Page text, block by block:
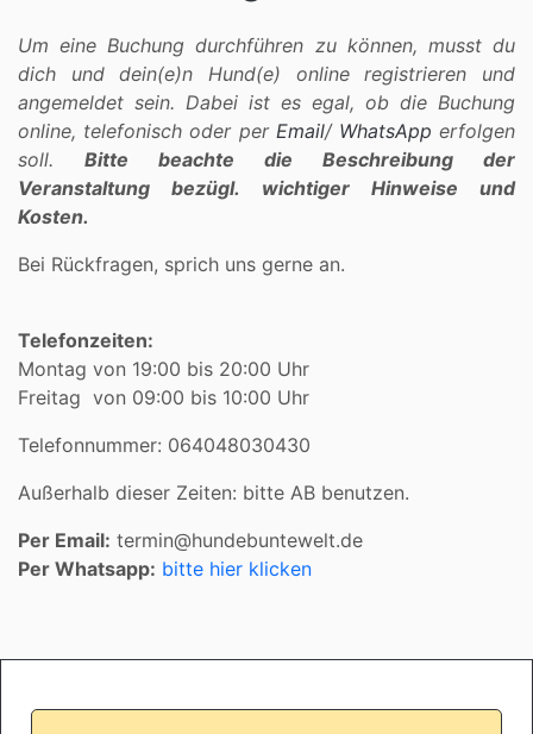
Um eine Buchung durchführen zu können, musst du
dich und dein(e)n Hund(e) online registrieren und
angemeldet sein. Dabei ist es egal, ob die Buchung
online, telefonisch oder per Email/ WhatsApp erfolgen
soll. Bitte beachte die Beschreibung der
Veranstaltung bezügl. wichtiger Hinweise und
Kosten.
Bei Rückfragen, sprich uns gerne an.
Telefonzeiten:
Montag von 19:00 bis 20:00 Uhr
Freitag von 09:00 bis 10:00 Uhr
Telefonnummer: 064048030430
Außerhalb dieser Zeiten: bitte AB benutzen.
Per Email: termin@hundebuntewelt.de
Per Whatsapp: bitte hier klicken